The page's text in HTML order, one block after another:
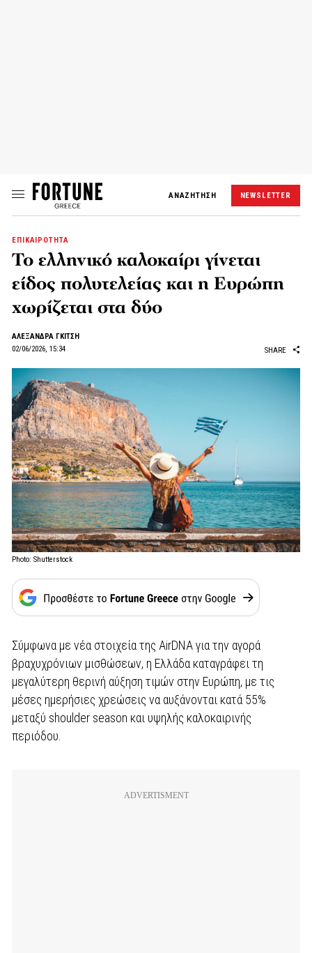
ΑΝΑΖΗΤΗΣΗ NEWSLETTER
ΕΠΙΚΑΙΡΟΤΗΤΑ
Το ελληνικό καλοκαίρι γίνεται
είδος πολυτελείας και η Ευρώπη
χωρίζεται στα δύο
AΛΕΞΑΝΔΡΑ ΓΚΙΤΣΗ
02/06/2026, 15:34
SHARE
Photo: Shutterstock
Σύμφωνα με νέα στοιχεία της AirDNA για την αγορά
βραχυχρόνιων μισθώσεων, η Ελλάδα καταγράφει τη
μεγαλύτερη θερινή αύξηση τιμών στην Ευρώπη, με τις
μέσες ημερήσιες χρεώσεις να αυξάνονται κατά 55%
μεταξύ shoulder season και υψηλής καλοκαιρινής
περιόδου.